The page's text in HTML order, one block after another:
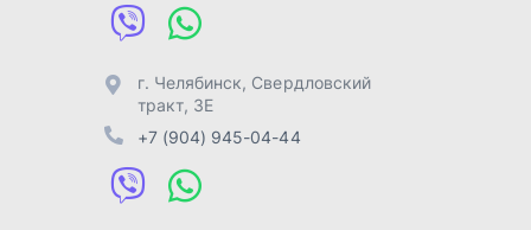
Разработка -